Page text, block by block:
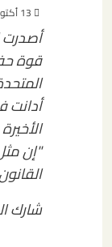
13 أكتوبر، 2024
أصدرت
قوة
أدانت
"إن
شارك